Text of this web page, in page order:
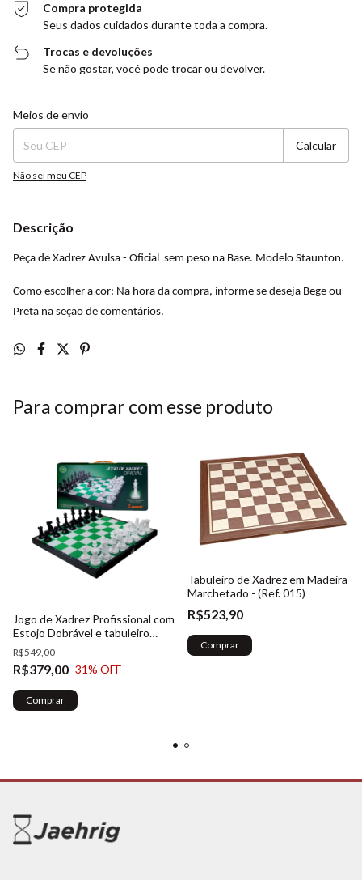
Compra protegida
Seus dados cuidados durante toda a compra.
Trocas e devoluções
Se não gostar, você pode trocar ou devolver.
Entregas para o CEP:
Meios de envio
Calcular
Não sei meu CEP
Descrição
Peça de Xadrez Avulsa - Oficial sem peso na Base. Modelo Staunton.
Como escolher a cor: Na hora da compra, informe se deseja Bege ou
Preta na seção de comentários.
Para comprar com esse produto
Jogo de Xadrez Profissional com
Estojo Dobrável e tabuleiro
embutido (Verde e Branco) -
(Ref. 018)
R$379,00
R$549,00
31% OFF
Comprar
Tabuleiro de Xadrez em Madeira
Marchetado - (Ref. 015)
R$523,90
Comprar